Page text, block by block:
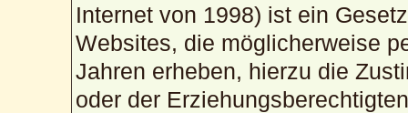
Internet von 1998) ist ein
Websites, die möglicherweise
Jahren erheben, hierzu die
oder der